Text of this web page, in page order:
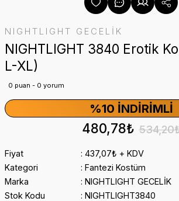
NIGHTLIGHT GECELİK
NIGHTLIGHT 3840 Erotik
L-XL)
0 puan - 0 yorum
%10 İNDIRIMLI
480,78₺
Fiyat
437,07₺ + KDV
Kategori
Fantezi Kostüm
Marka
NIGHTLIGHT GECELİK
Stok Kodu
NIGHTLIGHT3840